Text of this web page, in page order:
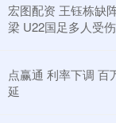
宏图配资 王钰栋缺
梁 U22国足多人受
点赢通 利率下调 百
延